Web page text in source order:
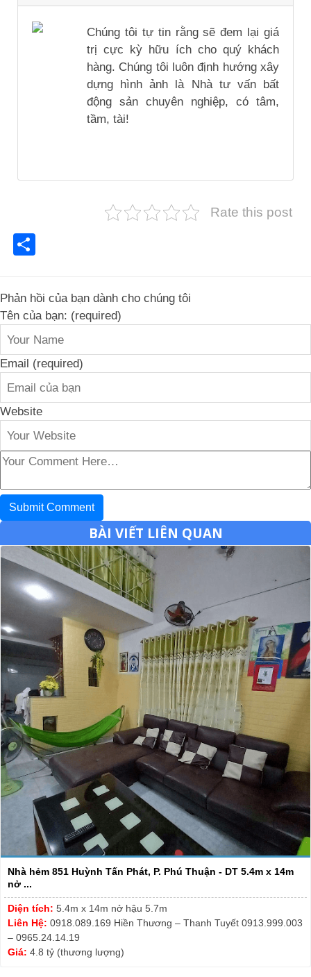
Chúng tôi tự tin rằng sẽ đem lại giá
trị cực kỳ hữu ích cho quý khách
hàng. Chúng tôi luôn định hướng xây
dựng hình ảnh là Nhà tư vấn bất
động sản chuyên nghiệp, có tâm,
tầm, tài!
Rate this post
Phản hồi của bạn dành cho chúng tôi
Tên của bạn: (required)
Email (required)
Website
BÀI VIẾT LIÊN QUAN
Nhà hẻm 851 Huỳnh Tấn Phát, P. Phú Thuận - DT 5.4m x 14m
nở ...
Diện tích: 5.4m x 14m nở hậu 5.7m
Liên Hệ: 0918.089.169 Hiền Thương – Thanh Tuyết 0913.999.003
– 0965.24.14.19
Giá: 4.8 tỷ (thương lượng)